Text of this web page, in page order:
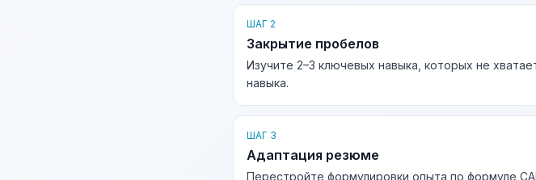
ШАГ 2
Закрытие пробелов
Изучите 2–3 ключевых навыка, которых не
навыка.
ШАГ 3
Адаптация резюме
Перестройте формулировки опыта по формуле